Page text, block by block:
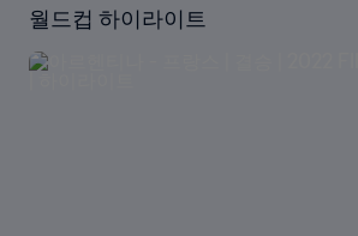
월드컵 하이라이트